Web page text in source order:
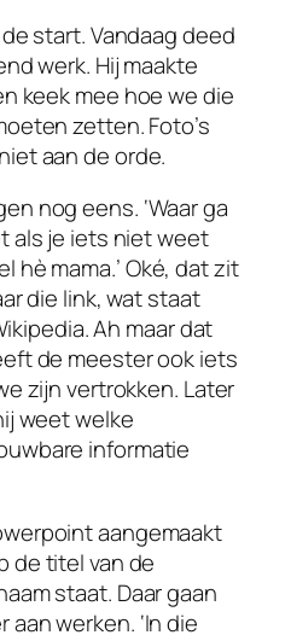
start. Vandaag deed
werk. Hij maakte
keek mee hoe we die
zetten. Foto’s
aan de orde.
nog eens. ‘Waar ga
als je iets niet weet
hè mama.’ Oké, dat zit
die link, wat staat
Ah maar dat
de meester ook iets
zijn vertrokken. Later
weet welke
informatie
aangemaakt
de titel van de
staat. Daar gaan
werken. ‘In die